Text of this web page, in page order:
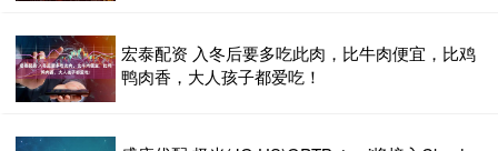
宏泰配资 入冬后要多吃此肉，比牛肉便宜，比鸡
鸭肉香，大人孩子都爱吃！